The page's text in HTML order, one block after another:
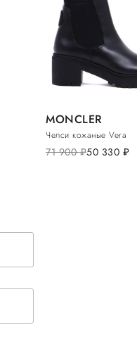
MONCLER
Челси кожаные Vera
71 900руб.50 330 руб.